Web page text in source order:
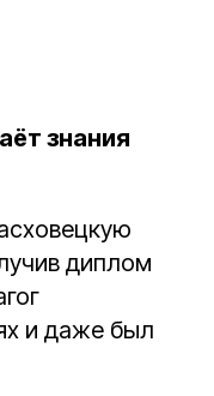
знания
диплом
и даже был